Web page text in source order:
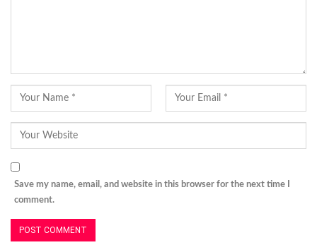
Save my name, email, and website in this browser for the next time I
comment.